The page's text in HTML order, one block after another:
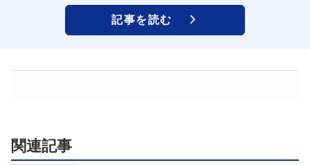
記事を読む
関連記事